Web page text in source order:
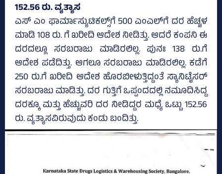
152.56 ರು. ವ್ಯತ್ಯಾಸ
ಎಸ್ ಎಂ ಫಾರ್ಮಾಸ್ಯುಟಿಕಲ್ಸ್‌ಗೆ 500 ಎಂಎಲ್‍ಗೆ ದರ ಹೆಚ್ಚಳ
ಮಾಡಿ 108 ರು. ಗೆ ಖರೀದಿ ಆದೇಶ ನೀಡಿತ್ತು. ಆದರೆ ಕಂಪನಿ ಈ
ದರದಲ್ಲೂ ಸರಬರಾಜು ಮಾಡಿರಲಿಲ್ಲ. ಪುನಃ 138 ರು.ಗೆ
ಆದೇಶ ಪಡೆದಿತ್ತು. ಆಗಲೂ ಸರಬರಾಜು ಮಾಡಿರಲಿಲ್ಲ. ಕಡೆಗೆ
250 ರು.ಗೆ ಖರೀದಿ ಆದೇಶ ಹೊರಬೀಳುತ್ತಿದ್ದಂತೆ ಸ್ಯಾನಿಟೈಸರ್‌
ಸರಬರಾಜು ಮಾಡಿತ್ತು. ದರ ಗುತ್ತಿಗೆ ಒಪ್ಪಂದದಲ್ಲಿ ನಮೂದಿಸಿದ್ದ
ದರಕ್ಕೂ ಮತ್ತು ಹೆಚ್ಚುವರಿ ದರ ನೀಡಿದ್ದರ ಮಧ್ಯೆ ಒಟ್ಟು 152.56
ರು. ವ್ಯತ್ಯಾಸವಿರುವುದು ಕಂಡು ಬಂದಿತ್ತು.